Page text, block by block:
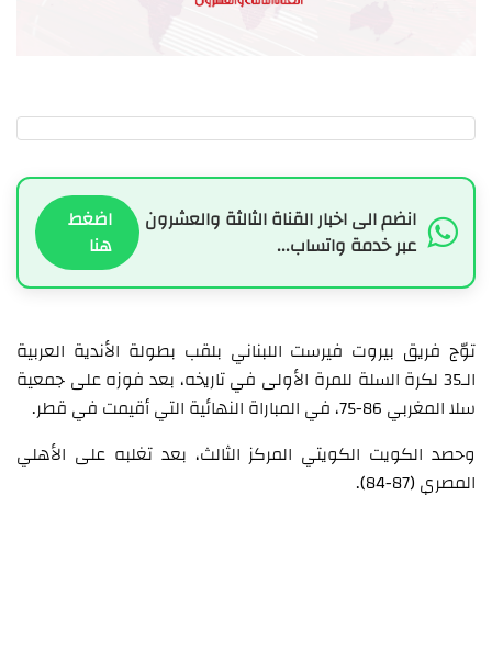
انضم الى اخبار القناة الثالثة والعشرون
عبر خدمة واتساب...
اضغط
هنا
توّج فريق بيروت فيرست اللبناني بلقب بطولة الأندية العربية
الـ35 لكرة السلة للمرة الأولى في تاريخه، بعد فوزه على جمعية
سلا المغربي 86-75، في المباراة النهائية التي أقيمت في قطر.
وحصد الكويت الكويتي المركز الثالث، بعد تغلبه على الأهلي
المصري (87-84).